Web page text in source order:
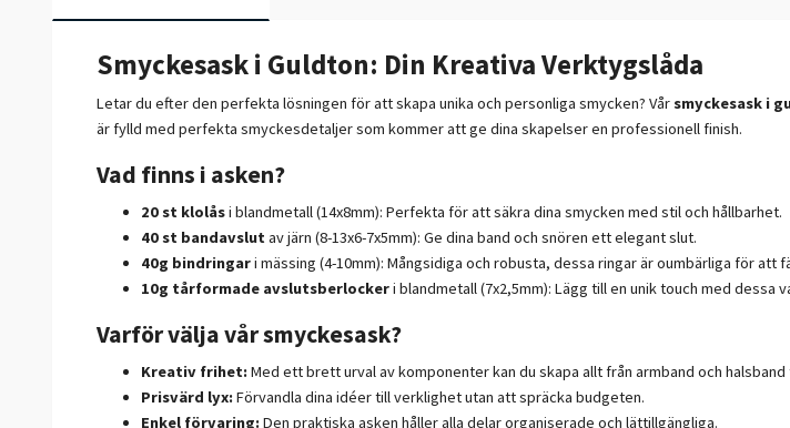
Smyckesask i Guldton: Din Kreativa Verktygslåda
Letar du efter den perfekta lösningen för att skapa unika och personliga smycken? Vårsmyckesask i
är fylld med perfekta smyckesdetaljer som kommer att ge dina skapelser en professionell finish.
Vad finns i asken?
20 st klolåsi blandmetall (14x8mm): Perfekta för att säkra dina smycken med stil och hållbarhet.
40 st bandavslut av järn (8-13x6-7x5mm): Ge dina band och snören ett elegant slut.
40g bindringari mässing (4-10mm): Mångsidiga och robusta, dessa ringar är oumbärliga för att
10g tårformade avslutsberlockeri blandmetall (7x2,5mm): Lägg till en unik touch med dessa
Varför välja vår smyckesask?
Kreativ frihet:Med ett brett urval av komponenter kan du skapa allt från armband och halsband
Prisvärd lyx:Förvandla dina idéer till verklighet utan att spräcka budgeten.
Enkel förvaring:Den praktiska asken håller alla delar organiserade och lättillgängliga.